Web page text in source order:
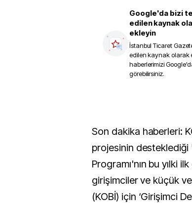
Google'da bizi
edilen kaynak
ekleyin
İstanbul Ticaret
edilen kaynak olarak
haberlerimizi
görebilirsiniz.
Son dakika haberleri:
projesinin desteklediği
Programı'nın bu yılki
girişimciler ve küçük
(KOBİ) için ‘Girişimci